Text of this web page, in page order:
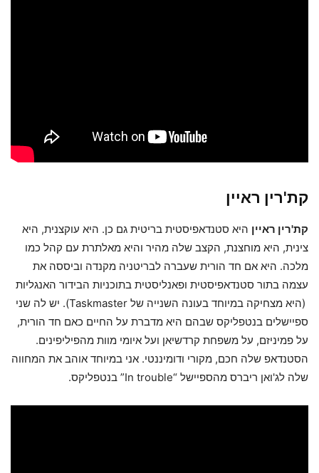
קת'רין ראיין
קת'רין ראיין היא סטנדאפיסטית בריטית גם כן. היא עוקצנית, היא
צינית, היא מוחצנת, הקצב שלה מהיר והיא מאלתרת עם קהל כמו
מלכה. היא אם חד הורית שעברה לבריטניה מקנדה וביססה את
עצמה בתור סטנדאפיסטית ופאנליסטית בתוכניות הבידור האנגליות
(היא מצחיקה במיוחד בעונה השנייה של Taskmaster). יש לה שני
ספיישלים בנטפליקס שבהם היא מדברת על החיים כאם חד הורית,
על פמיניזם, על משפחת קרדשיאן ועל איומי מוות מהפיליפינים.
הסטנדאפ שלה חכם, מקורי ודומיננטי. אני במיוחד אוהב את המחווה
שלה לג'ואן ריברס מהספיישל “In trouble” בנטפליקס.